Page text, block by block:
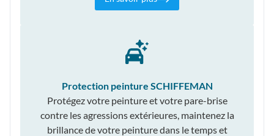
Protection peinture SCHIFFEMAN
Protégez votre peinture et votre pare-brise
contre les agressions extérieures, maintenez la
brillance de votre peinture dans le temps et